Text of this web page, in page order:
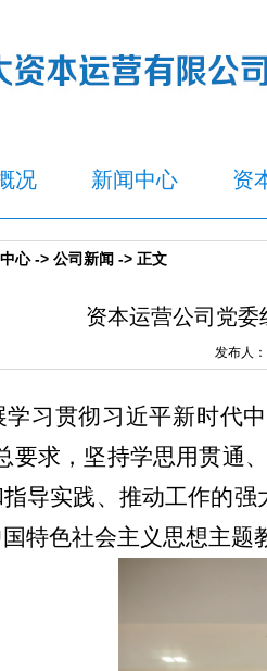
况 新闻中心 资
心-> 公司新闻 -> 正文
资本运营公司党
发布人
学习贯彻习近平新时代
要求，坚持学思用贯通
导实践、推动工作的
特色社会主义思想主题